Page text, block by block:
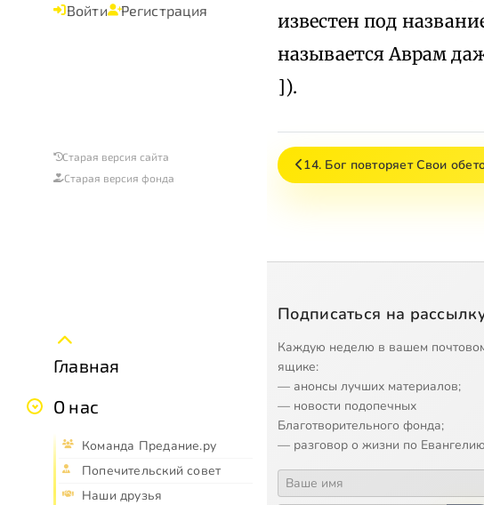
Войти Регистрация
Старая версия сайта
Старая версия фонда
Главная
О нас
Команда Предание.ру
Попечительский совет
Наши друзья
известен под
называется Аврам
]).
14. Бог повторяет Свои
Подписаться на
Каждую неделю в вашем
ящике:
— анонсы лучших материалов;
— новости подопечных
Благотворительного фонда;
— разговор о жизни по